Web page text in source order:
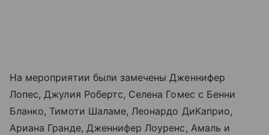
На мероприятии были замечены Дженнифер
Лопес, Джулия Робертс, Селена Гомес с Бенни
Бланко, Тимоти Шаламе, Леонардо ДиКаприо,
Ариана Гранде, Дженнифер Лоуренс, Амаль и